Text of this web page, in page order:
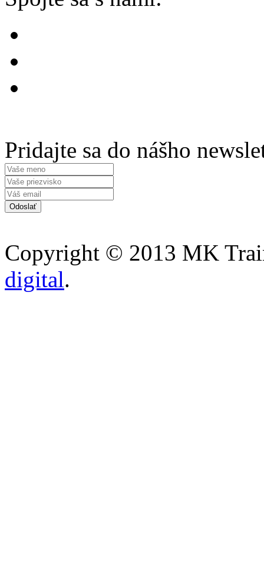
Pridajte sa do nášho
Copyright © 2013 MK
digital.